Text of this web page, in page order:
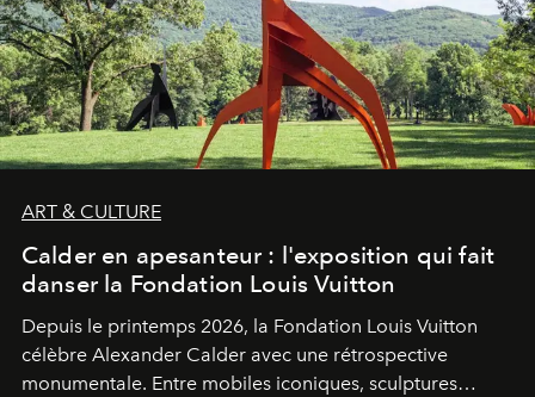
ART & CULTURE
Calder en apesanteur : l'exposition qui fait
danser la Fondation Louis Vuitton
Depuis le printemps 2026, la Fondation Louis Vuitton
célèbre Alexander Calder avec une rétrospective
monumentale. Entre mobiles iconiques, sculptures